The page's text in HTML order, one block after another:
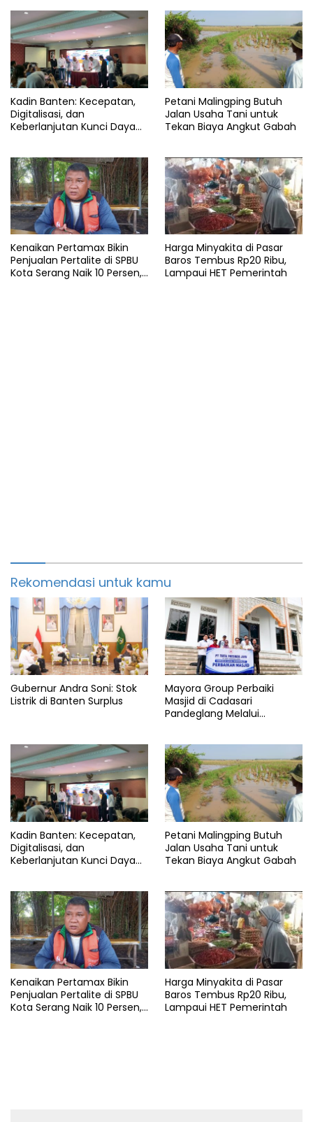
Kadin Banten: Kecepatan,
Digitalisasi, dan
Keberlanjutan Kunci Daya
Petani Malingping Butuh
Jalan Usaha Tani untuk
Tekan Biaya Angkut Gabah
Kenaikan Pertamax Bikin
Penjualan Pertalite di SPBU
Kota Serang Naik 10 Persen,
Harga Minyakita di Pasar
Baros Tembus Rp20 Ribu,
Lampaui HET Pemerintah
Rekomendasi untuk kamu
Gubernur Andra Soni: Stok
Listrik di Banten Surplus
Mayora Group Perbaiki
Masjid di Cadasari
Pandeglang Melalui
Kadin Banten: Kecepatan,
Digitalisasi, dan
Keberlanjutan Kunci Daya
Petani Malingping Butuh
Jalan Usaha Tani untuk
Tekan Biaya Angkut Gabah
Kenaikan Pertamax Bikin
Penjualan Pertalite di SPBU
Kota Serang Naik 10 Persen,
Harga Minyakita di Pasar
Baros Tembus Rp20 Ribu,
Lampaui HET Pemerintah